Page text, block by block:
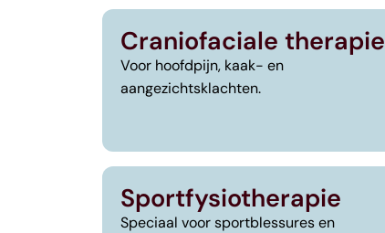
Craniofaciale therapie
Voor hoofdpijn, kaak- en
aangezichtsklachten.
Sportfysiotherapie
Speciaal voor sportblessures en